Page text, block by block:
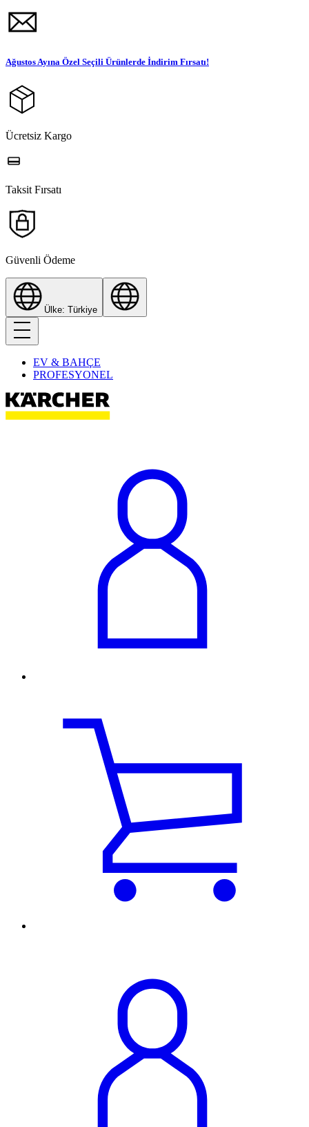
Ağustos Ayına Özel Seçili Ürünlerde İndirim Fırsatı!
Ücretsiz Kargo
Taksit Fırsatı
Güvenli Ödeme
Ülke: Türkiye
EV & BAHÇE
PROFESYONEL